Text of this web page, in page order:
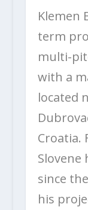
Klemen
term
multi-
with a
located
Croatia.
since
his